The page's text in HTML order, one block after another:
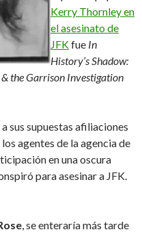
Kerry Thornley en
el asesinatode
JFKfue In
History’s Shadow:
the Garrison Investigation
sus supuestas afiliaciones
agentes de la agencia de
en una oscura
para asesinar a JFK.
, se enteraría más tarde